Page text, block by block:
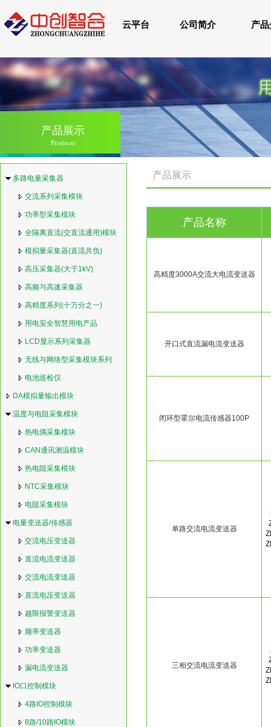
云平台 公司简介 产
产品展示
Products
多路电量采集器
交流系列采集模块
功率型采集模块
全隔离直流(交直流通用)模块
模拟量采集器(直流共负)
高压采集器(大于1kV)
高频与高速采集器
高精度系列(十万分之一)
用电安全智慧用电产品
LCD显示系列采集器
无线与网络型采集模块系列
电池巡检仪
DA模拟量输出模块
温度与电阻采集模块
热电偶采集模块
CAN通讯测温模块
热电阻采集模块
NTC采集模块
电阻采集模块
电量变送器/传感器
交流电压变送器
直流电流变送器
交流电流变送器
直流电压变送器
越限报警变送器
频率变送器
功率变送器
漏电流变送器
IO口控制模块
4路IO控制模块
8路/10路IO模块
产品展示
产品名称
高精度3000A交流大电流变送器
开口式直流漏电流变送器
闭环型霍尔电流传感器100P
单路交流电流变送器
三相交流电流变送器